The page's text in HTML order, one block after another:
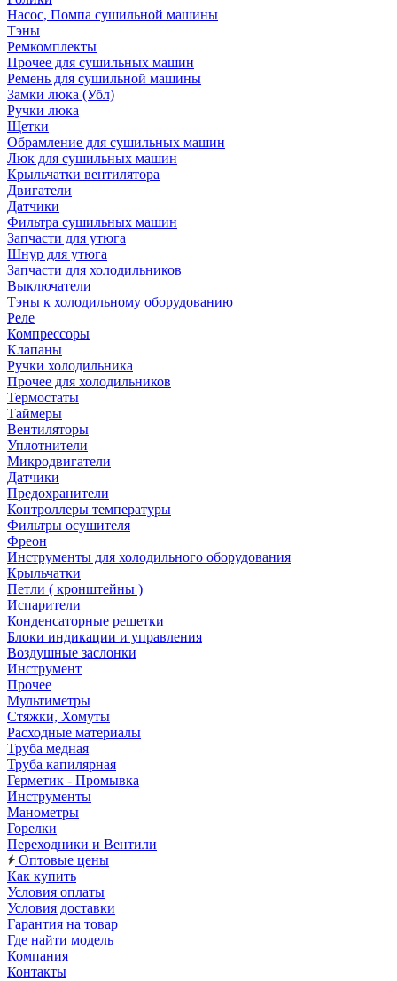
Насос, Помпа сушильной машины
Тэны
Ремкомплекты
Прочее для сушильных машин
Ремень для сушильной машины
Замки люка (Убл)
Ручки люка
Щетки
Обрамление для сушильных машин
Люк для сушильных машин
Крыльчатки вентилятора
Двигатели
Датчики
Фильтра сушильных машин
Запчасти для утюга
Шнур для утюга
Запчасти для холодильников
Выключатели
Тэны к холодильному оборудованию
Реле
Компрессоры
Клапаны
Ручки холодильника
Прочее для холодильников
Термостаты
Таймеры
Вентиляторы
Уплотнители
Микродвигатели
Датчики
Предохранители
Контроллеры температуры
Фильтры осушителя
Фреон
Инструменты для холодильного оборудования
Крыльчатки
Петли ( кронштейны )
Испарители
Конденсаторные решетки
Блоки индикации и управления
Воздушные заслонки
Инструмент
Прочее
Мультиметры
Стяжки, Хомуты
Расходные материалы
Труба медная
Труба капилярная
Герметик - Промывка
Инструменты
Манометры
Горелки
Переходники и Вентили
Оптовые цены
Как купить
Условия оплаты
Условия доставки
Гарантия на товар
Где найти модель
Компания
Контакты